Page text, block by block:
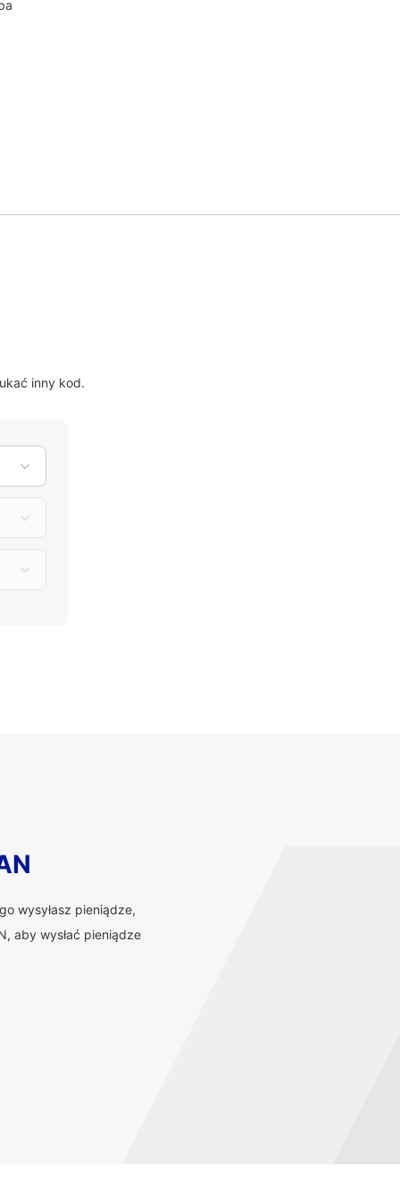
inny kod.
wysyłasz pieniądze,
aby wysłać pieniądze